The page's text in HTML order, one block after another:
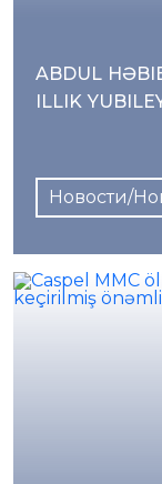
ABDUL
ILLIK
Новости/